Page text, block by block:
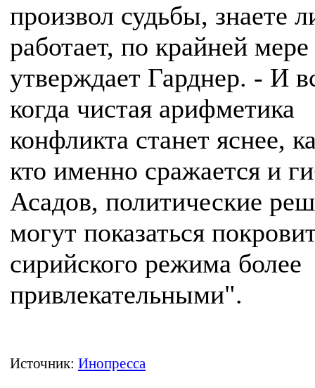
произвол судьбы, знаете
работает, по крайней
утверждает Гарднер. - И
когда чистая арифметика
конфликта станет яснее,
кто именно сражается и
Асадов, политические
могут показаться
сирийского режима более
привлекательными".
Источник: Инопресса